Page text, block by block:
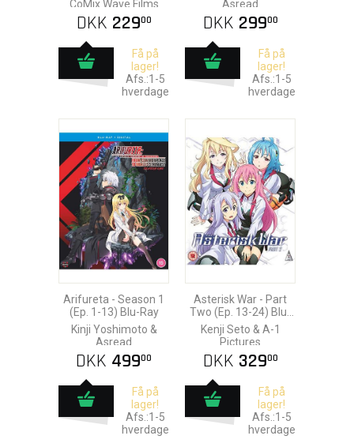
CoMix Wave Films
DKK 22900
Få på
lager!
Afs.:1-5
hverdage
Asread
DKK 29900
Få på
lager!
Afs.:1-5
hverdage
Arifureta - Season 1
(Ep. 1-13) Blu-Ray
Kinji Yoshimoto &
Asread
DKK 49900
Få på
lager!
Afs.:1-5
hverdage
Asterisk War - Part
Two (Ep. 13-24) Blu-
Ray
Kenji Seto & A-1
Pictures
DKK 32900
Få på
lager!
Afs.:1-5
hverdage